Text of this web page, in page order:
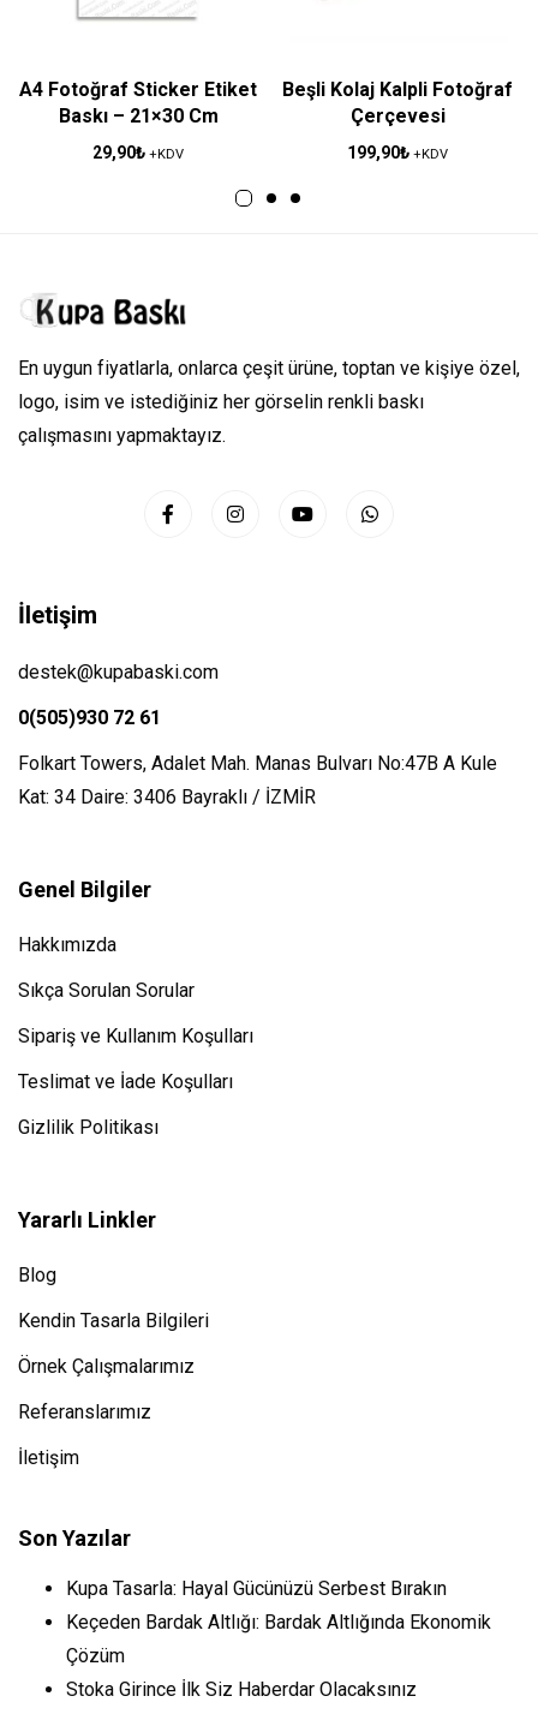
A4 Fotoğraf Sticker Etiket
Baskı – 21×30 Cm
29,90₺ +KDV
Beşli Kolaj Kalpli Fotoğraf
Çerçevesi
199,90₺ +KDV
En uygun fiyatlarla, onlarca çeşit ürüne, toptan ve kişiye özel,
logo, isim ve istediğiniz her görselin renkli baskı
çalışmasını yapmaktayız.
İletişim
destek@kupabaski.com
0(505)930 72 61
Folkart Towers, Adalet Mah. Manas Bulvarı No:47B A Kule
Kat: 34 Daire: 3406 Bayraklı / İZMİR
Genel Bilgiler
Hakkımızda
Sıkça Sorulan Sorular
Sipariş ve Kullanım Koşulları
Teslimat ve İade Koşulları
Gizlilik Politikası
Yararlı Linkler
Blog
Kendin Tasarla Bilgileri
Örnek Çalışmalarımız
Referanslarımız
İletişim
Son Yazılar
Kupa Tasarla: Hayal Gücünüzü Serbest Bırakın
Keçeden Bardak Altlığı: Bardak Altlığında Ekonomik
Çözüm
Stoka Girince İlk Siz Haberdar Olacaksınız